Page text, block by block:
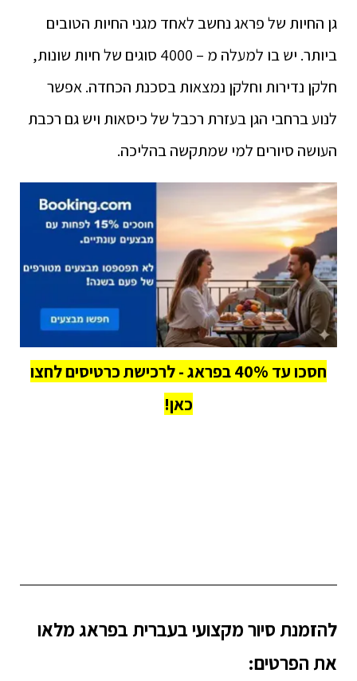
גן החיות של פראג נחשב לאחד מגני החיות הטובים
ביותר. יש בו למעלה מ – 4000 סוגים של חיות שונות,
חלקן נדירות וחלקן נמצאות בסכנת הכחדה. אפשר
לנוע ברחבי הגן בעזרת רכבל של כיסאות ויש גם רכבת
העושה סיורים למי שמתקשה בהליכה.
חסכו עד 40% בפראג - לרכישת כרטיסים לחצו
כאן!
להזמנת סיור מקצועי בעברית בפראג מלאו
את הפרטים: